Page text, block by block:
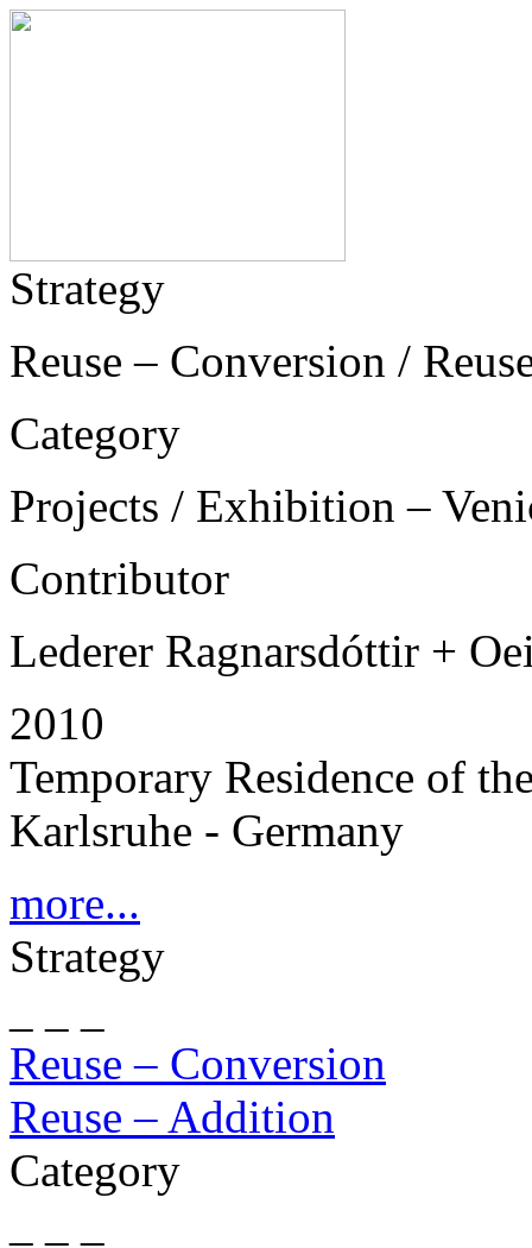
Strategy
Reuse – Conversion /
Category
Projects / Exhibition –
Contributor
Lederer Ragnarsdóttir +
2010
Temporary Residence of
Karlsruhe - Germany
more...
Strategy
Reuse – Conversion
Reuse – Addition
Category